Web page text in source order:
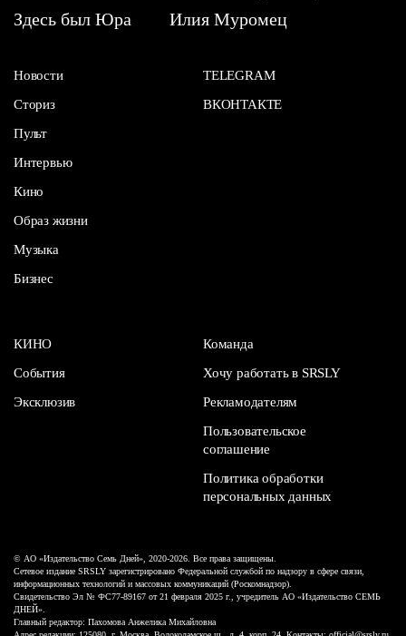
Здесь был Юра
Илия Муромец
Новости
Сториз
Пульт
Интервью
Кино
Образ жизни
Музыка
Бизнес
TELEGRAM
ВКОНТАКТЕ
КИНО
События
Эксклюзив
Команда
Хочу работать в SRSLY
Рекламодателям
Пользовательское
соглашение
Политика обработки
персональных данных
© АО «Издательство Семь Дней», 2020-2026. Все права защищены.
Сетевое издание SRSLY зарегистрировано Федеральной службой по надзору в сфере связи,
информационных технологий и массовых коммуникаций (Роскомнадзор).
Свидетельство Эл № ФС77-89167 от 21 февраля 2025 г., учредитель АО «Издательство СЕМЬ
ДНЕЙ».
Главный редактор: Пахомова Анжелика Михайловна